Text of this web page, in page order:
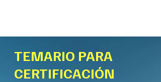
TEMARIO PARA
CERTIFICACIÓN